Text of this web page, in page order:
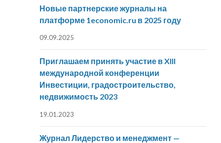
Новые партнерские журналы на
платформе 1economic.ru в 2025 году
09.09.2025
Приглашаем принять участие в XIII
международной конференции
Инвестиции, градостроительство,
недвижимость 2023
19.01.2023
Журнал Лидерство и менеджмент —